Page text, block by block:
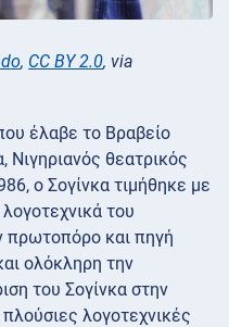
, CC BY 2.0, via
έλαβε το Βραβείο
Νιγηριανός θεατρικός
ο Σογίνκα τιμήθηκε με
του
πρωτοπόρο και πηγή
ολόκληρη την
του Σογίνκα στην
λογοτεχνικές